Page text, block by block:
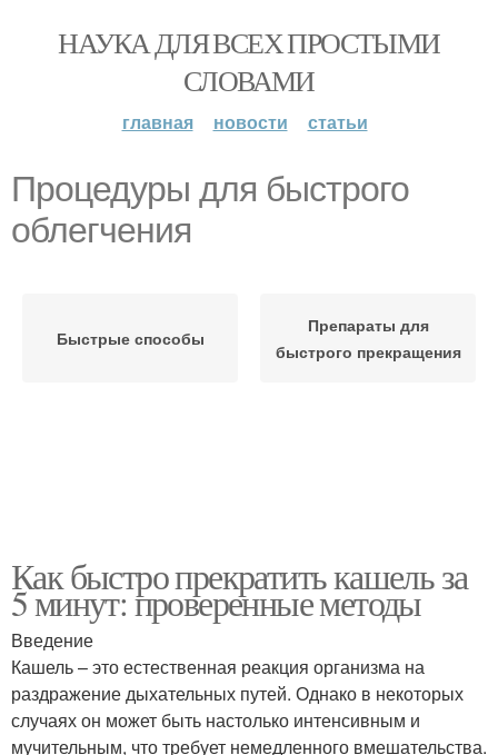
НАУКА ДЛЯ ВСЕХ ПРОСТЫМИ
СЛОВАМИ
главная новости статьи
Процедуры для быстрого
облегчения
Быстрые способы
Препараты для
быстрого прекращения
Как быстро прекратить кашель за
5 минут: проверенные методы
Введение
Кашель – это естественная реакция организма на
раздражение дыхательных путей. Однако в некоторых
случаях он может быть настолько интенсивным и
мучительным, что требует немедленного вмешательства.